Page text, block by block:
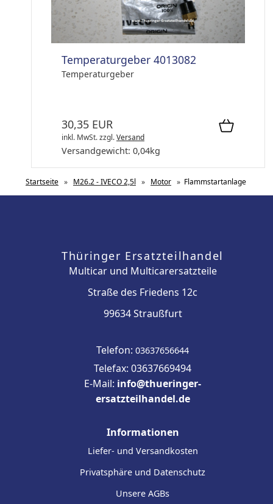
Temperaturgeber 4013082
Temperaturgeber
30,35 EUR
inkl. MwSt.zzgl.Versand
Versandgewicht: 0,04kg
Startseite » M26.2 - IVECO 2,5l » Motor » Flammstartanlage
Thüringer Ersatzteilhandel
Multicar und Multicarersatzteile
Straße des Friedens 12c
99634 Straußfurt
Telefon: 03637656644
Telefax: 03637669494
E-Mail: info@thueringer-
ersatzteilhandel.de
Informationen
Liefer- und Versandkosten
Privatsphäre und Datenschutz
Unsere AGBs